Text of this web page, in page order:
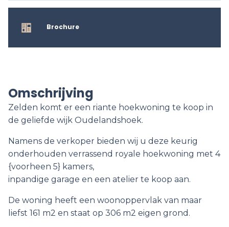
Brochure
Omschrijving
Zelden komt er een riante hoekwoning te koop in
de geliefde wijk Oudelandshoek.
Namens de verkoper bieden wij u deze keurig
onderhouden verrassend royale hoekwoning met 4
{voorheen 5} kamers,
inpandige garage en een atelier te koop aan.
De woning heeft een woonoppervlak van maar
liefst 161 m2 en staat op 306 m2 eigen grond.